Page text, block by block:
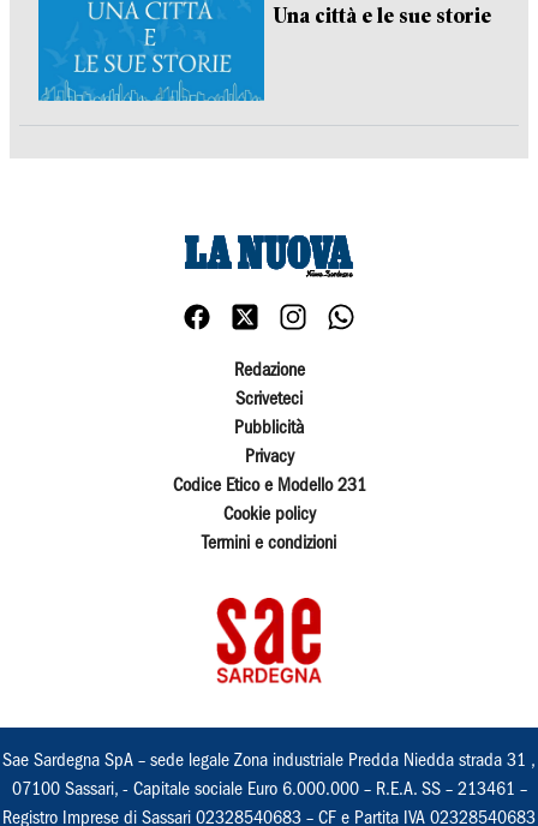
Una città e le sue storie
Redazione
Scriveteci
Pubblicità
Privacy
Codice Etico e Modello 231
Cookie policy
Termini e condizioni
Sae Sardegna SpA – sede legale Zona industriale Predda Niedda strada 31 ,
07100 Sassari, - Capitale sociale Euro 6.000.000 – R.E.A. SS – 213461 –
Registro Imprese di Sassari 02328540683 – CF e Partita IVA 02328540683